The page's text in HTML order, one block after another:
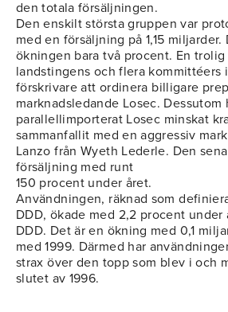
den totala försäljningen.
Den enskilt största gruppen var
med en försäljning på 1,15 miljarder.
ökningen bara två procent. En
landstingens och flera kommittéers
förskrivare att ordinera billigare
marknadsledande Losec. Dessutom
parallellimporterat Losec minskat
sammanfallit med en aggressiv
Lanzo från Wyeth Lederle. Den
försäljning med runt
150 procent under året.
Användningen, räknad som
DDD, ökade med 2,2 procent
DDD. Det är en ökning med 0,1
med 1999. Därmed har
strax över den topp som blev i och
slutet av 1996.